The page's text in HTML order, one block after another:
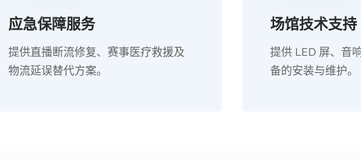
应急保障服务
提供直播断流修复、赛事医疗救援及
物流延误替代方案。
场馆技术支持
提供 LED 屏、音
备的安装与维护。